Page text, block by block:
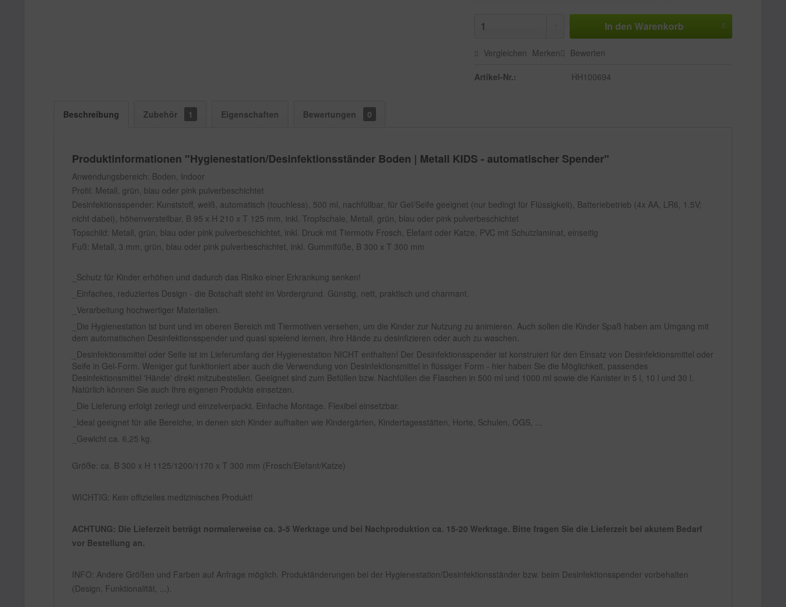
In den Warenkorb
Vergleichen Merken Bewerten
Artikel-Nr.: HH100694
Beschreibung Zubehör 1 Eigenschaften Bewertungen 0
Produktinformationen "Hygienestation/Desinfektionsständer Boden | Metall KIDS - automatischer Spender"
Anwendungsbereich: Boden, Indoor
Profil: Metall, grün, blau oder pink pulverbeschichtet
Desinfektionsspender: Kunststoff, weiß, automatisch (touchless), 500 ml, nachfüllbar, für Gel/Seife geeignet (nur bedingt für Flüssigkeit), Batteriebetrieb (4x AA, LR6, 1.5V;
nicht dabei), höhenverstellbar, B 95 x H 210 x T 125 mm, inkl. Tropfschale, Metall, grün, blau oder pink pulverbeschichtet
Topschild: Metall, grün, blau oder pink pulverbeschichtet, inkl. Druck mit Tiermotiv Frosch, Elefant oder Katze, PVC mit Schutzlaminat, einseitig
Fuß: Metall, 3 mm, grün, blau oder pink pulverbeschichtet, inkl. Gummifüße, B 300 x T 300 mm
Schutz für Kinder erhöhen und dadurch das Risiko einer Erkrankung senken!
Einfaches, reduziertes Design - die Botschaft steht im Vordergrund. Günstig, nett, praktisch und charmant.
Verarbeitung hochwertiger Materialien.
Die Hygienestation ist bunt und im oberen Bereich mit Tiermotiven versehen, um die Kinder zur Nutzung zu animieren. Auch sollen die Kinder Spaß haben am Umgang mit
dem automatischen Desinfektionsspender und quasi spielend lernen, ihre Hände zu desinfizieren oder auch zu waschen.
Desinfektionsmittel oder Seife ist im Lieferumfang der Hygienestation NICHT enthalten! Der Desinfektionsspender ist konstruiert für den Einsatz von Desinfektionsmittel oder
Seife in Gel-Form. Weniger gut funktioniert aber auch die Verwendung von Desinfektionsmittel in flüssiger Form - hier haben Sie die Möglichkeit, passendes
Desinfektionsmittel 'Hände' direkt mitzubestellen. Geeignet sind zum Befüllen bzw. Nachfüllen die Flaschen in 500 ml und 1000 ml sowie die Kanister in 5 l, 10 l und 30 l.
Natürlich können Sie auch Ihre eigenen Produkte einsetzen.
Die Lieferung erfolgt zerlegt und einzelverpackt. Einfache Montage. Flexibel einsetzbar.
Ideal geeignet für alle Bereiche, in denen sich Kinder aufhalten wie Kindergärten, Kindertagesstätten, Horte, Schulen, OGS, ...
Gewicht ca. 6,25 kg.
Größe: ca. B 300 x H 1125/1200/1170 x T 300 mm (Frosch/Elefant/Katze)
WICHTIG: Kein offizielles medizinisches Produkt!
ACHTUNG: Die Lieferzeit beträgt normalerweise ca. 3-5 Werktage und bei Nachproduktion ca. 15-20 Werktage. Bitte fragen Sie die Lieferzeit bei akutem Bedarf
vor Bestellung an.
INFO: Andere Größen und Farben auf Anfrage möglich. Produktänderungen bei der Hygienestation/Desinfektionsständer bzw. beim Desinfektionsspender vorbehalten
(Design, Funktionalität, ...).